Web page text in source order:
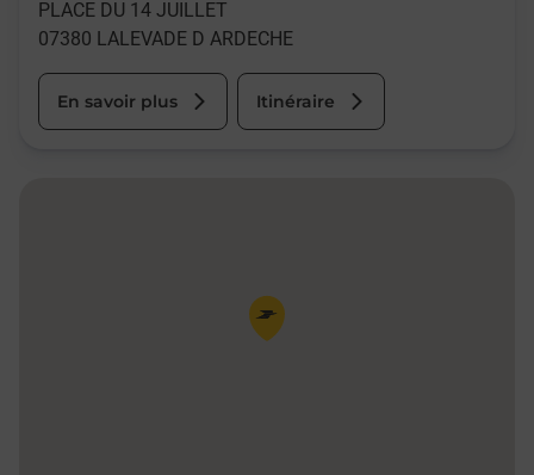
PLACE DU 14 JUILLET
07380 LALEVADE D ARDECHE
En savoir plus Itinéraire
Pin de la carte